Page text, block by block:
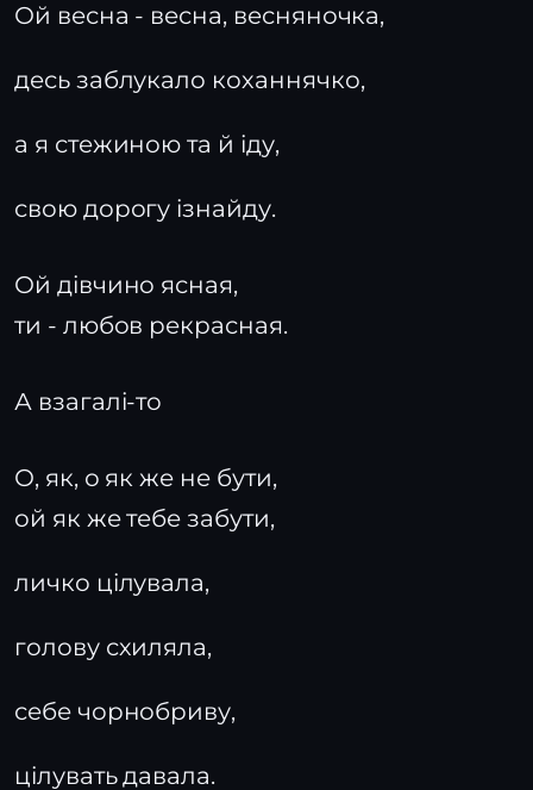
Ой весна - весна, весняночка,
десь заблукало коханнячко,
а я стежиною та й іду,
свою дорогу ізнайду.
Ой дівчино ясная,
ти - любов рекрасная.
А взагалі-то
О, як, о як же не бути,
ой як же тебе забути,
личко цілувала,
голову схиляла,
себе чорнобриву,
цілувать давала.